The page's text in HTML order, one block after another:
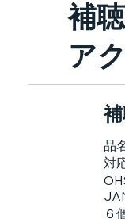
補
ア
品
対
６